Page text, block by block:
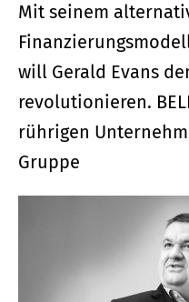
Mit seinem
will Gerald Evans
revolutionieren.
rührigen
Gruppe